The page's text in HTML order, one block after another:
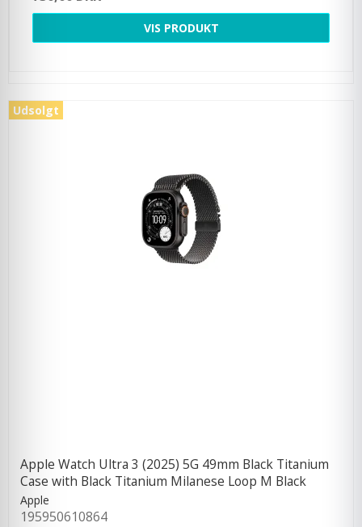
VIS PRODUKT
Udsolgt
Apple Watch Ultra 3 (2025) 5G 49mm Black Titanium
Case with Black Titanium Milanese Loop M Black
Apple
195950610864